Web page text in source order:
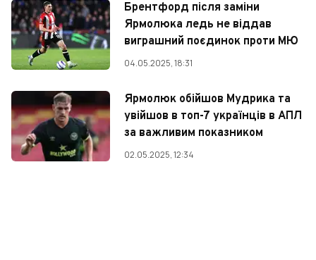
Брентфорд після заміни
Ярмолюка ледь не віддав
виграшний поєдинок проти МЮ
04.05.2025, 18:31
Ярмолюк обійшов Мудрика та
увійшов в топ-7 українців в АПЛ
за важливим показником
02.05.2025, 12:34